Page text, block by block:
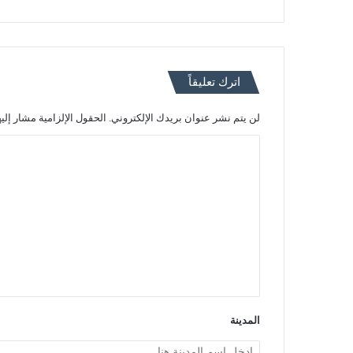
اترك تعليقاً
لن يتم نشر عنوان بريدك الإلكتروني. الحقول الإلزامية مشار
المدينة